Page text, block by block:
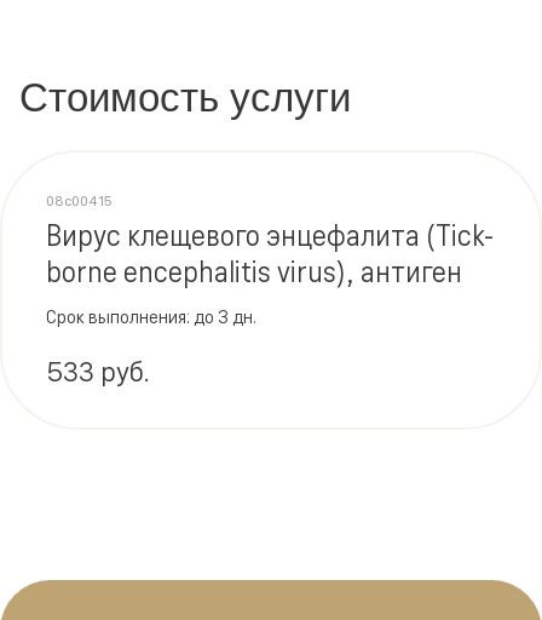
Стоимость услуги
Вирус клещевого энцефалита (Tick-
borne encephalitis virus), антиген
08c00415
533 руб.
Срок выполнения: до 3 дн.